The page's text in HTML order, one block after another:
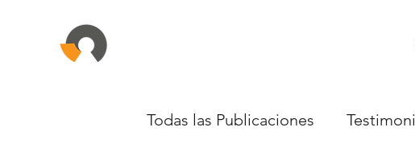
Todas las Publicaciones